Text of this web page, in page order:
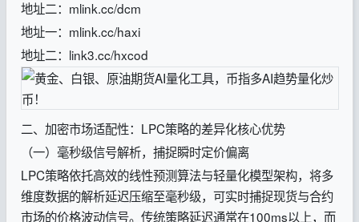
地址二：mlink.cc/dcm
地址一：mlink.cc/haxi
地址二：link3.cc/hxcod
二、加密市场适配性：LPC策略的差异化核心优势
（一）毫秒级信号解析，捕捉瞬时定价偏离
LPC策略依托高效的线性预测算法与轻量化模型架构，将多
维度数据的解析延迟压缩至毫秒级，可实时捕捉现货与合约
市场的价格波动信号。传统策略延迟通常在100ms以上，而